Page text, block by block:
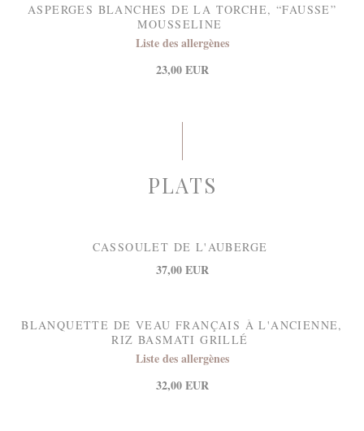
ASPERGES BLANCHES DE LA TORCHE, “FAUSSE”
MOUSSELINE
Liste des allergènes
23,00 EUR
PLATS
CASSOULET DE L'AUBERGE
37,00 EUR
BLANQUETTE DE VEAU FRANÇAIS À L'ANCIENNE,
RIZ BASMATI GRILLÉ
Liste des allergènes
32,00 EUR